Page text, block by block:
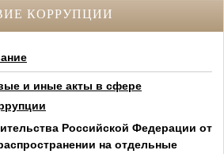
КОРРУПЦИИ
и иные акты в сфере
Российской Федерации от
на отдельные